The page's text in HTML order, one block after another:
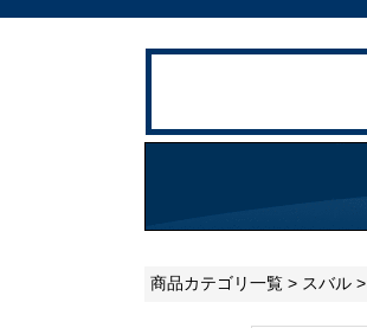
商品カテゴリ一覧 > スバル >